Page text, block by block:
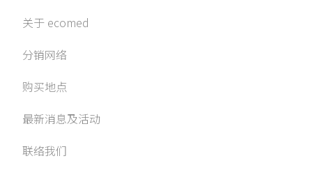
关于 ecomed
分销网络
购买地点
最新消息及活动
联络我们